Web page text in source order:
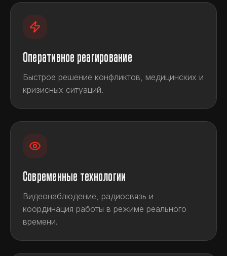
Оперативное реагирование
Быстрое решение конфликтов, медицинских и
кризисных ситуаций.
Современные технологии
Видеонаблюдение, радиосвязь и
координация работы в режиме реального
времени.